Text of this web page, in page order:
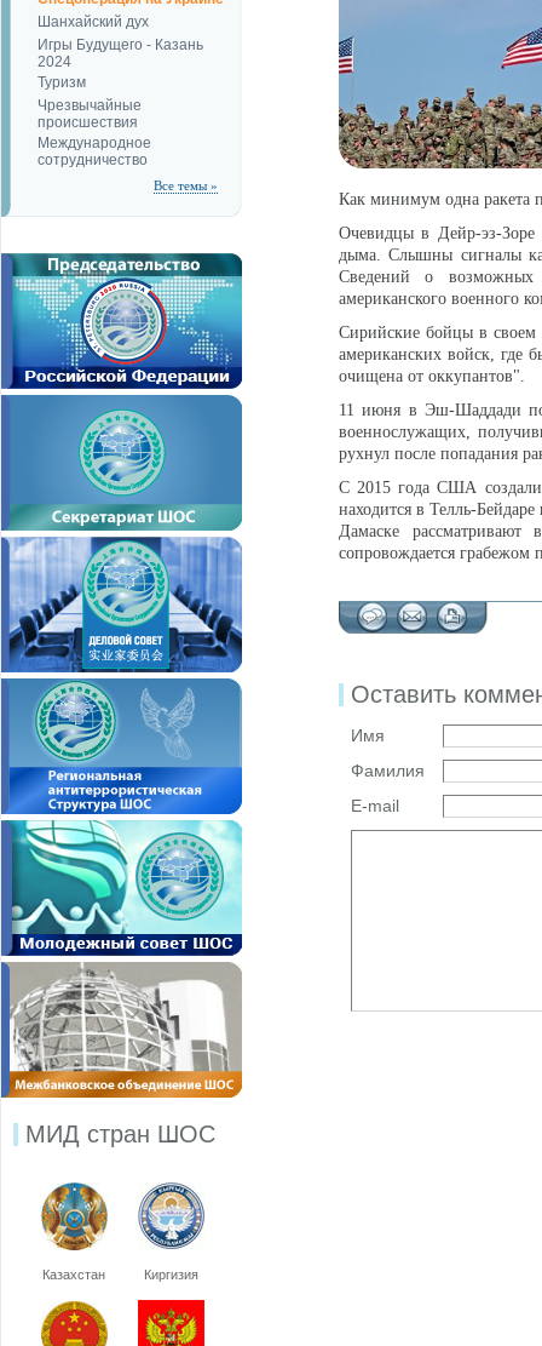
Шанхайский дух
Игры Будущего - Казань
2024
Туризм
Чрезвычайные
происшествия
Международное
сотрудничество
Все темы »
МИД стран ШОС
Казахстан Киргизия
Как минимум одна ракета
Очевидцы в Дейр-эз-Зоре
дыма. Слышны сигналы
Сведений о возможных
американского военного
Сирийские бойцы в своем
американских войск, где
очищена от оккупантов".
11 июня в Эш-Шаддади
военнослужащих,
рухнул после попадания
С 2015 года США создали
находится в Телль-
Дамаске
сопровождается
Оставить
Имя
Фамилия
E-mail